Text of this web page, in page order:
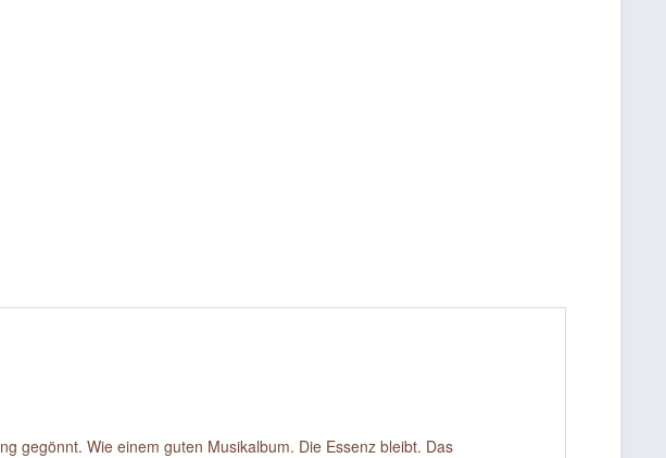
gegönnt. Wie einem guten Musikalbum. Die Essenz bleibt. Das